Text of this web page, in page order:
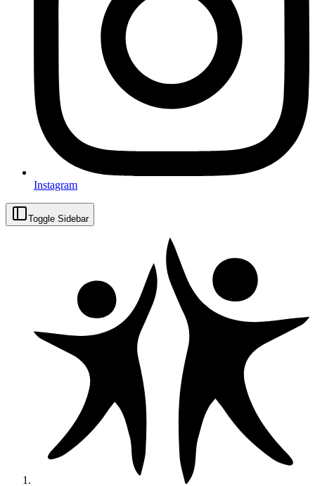
Instagram
Toggle Sidebar